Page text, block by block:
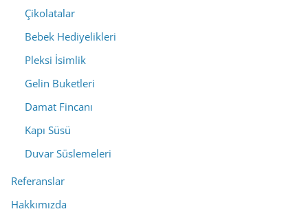
Çikolatalar
Bebek Hediyelikleri
Pleksi İsimlik
Gelin Buketleri
Damat Fincanı
Kapı Süsü
Duvar Süslemeleri
Referanslar
Hakkımızda